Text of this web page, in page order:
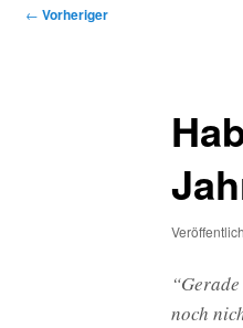
Beitragsnavigation
← Vorheriger
noch